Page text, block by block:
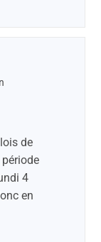
de
4
en